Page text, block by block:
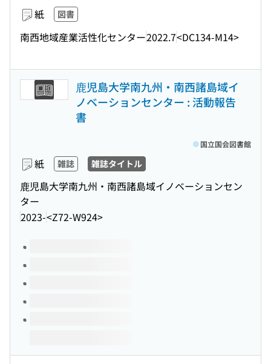
紙 図書
南西地域産業活性化センター2022.7<DC134-M14>
鹿児島大学南九州・南西諸島域イ
ノベーションセンター : 活動報告
書
紙 雑誌 雑誌タイトル
鹿児島大学南九州・南西諸島域イノベーションセン
ター
2023-<Z72-W924>
国立国会図書館
このタイトルの巻号